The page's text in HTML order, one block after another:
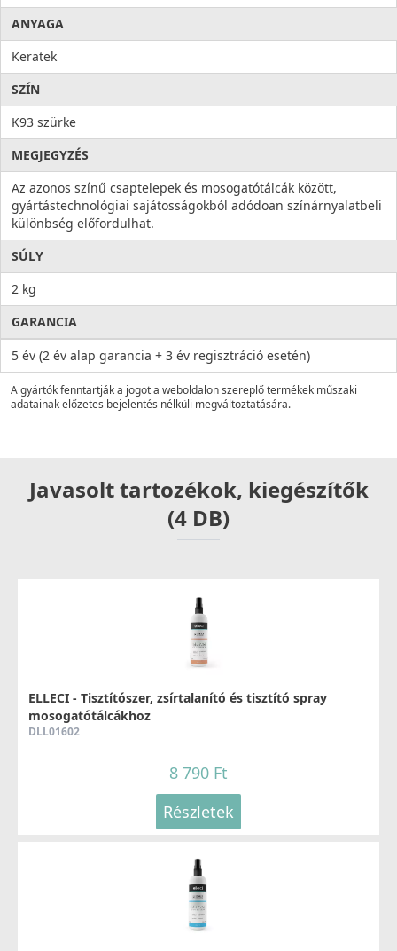
ANYAGA
Keratek
SZÍN
K93 szürke
MEGJEGYZÉS
Az azonos színű csaptelepek és mosogatótálcák között,
gyártástechnológiai sajátosságokból adódoan színárnyalatbeli
különbség előfordulhat.
SÚLY
2 kg
GARANCIA
5 év (2 év alap garancia + 3 év regisztráció esetén)
A gyártók fenntartják a jogot a weboldalon szereplő termékek műszaki
adatainak előzetes bejelentés nélküli megváltoztatására.
Javasolt tartozékok, kiegészítők
(4 DB)
ELLECI - Tisztítószer, zsírtalanító és tisztító spray
mosogatótálcákhoz
DLL01602
8 790 Ft
Részletek